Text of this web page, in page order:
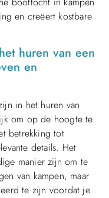
en creëert kostbare
huren van een
en
in het huren van
om op de hoogte te
betrekking tot
details. Het
manier zijn om te
van kampen, maar
te zijn voordat je